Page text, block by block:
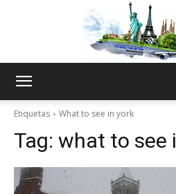
Etiquetas What to see in york
Tag: what to see